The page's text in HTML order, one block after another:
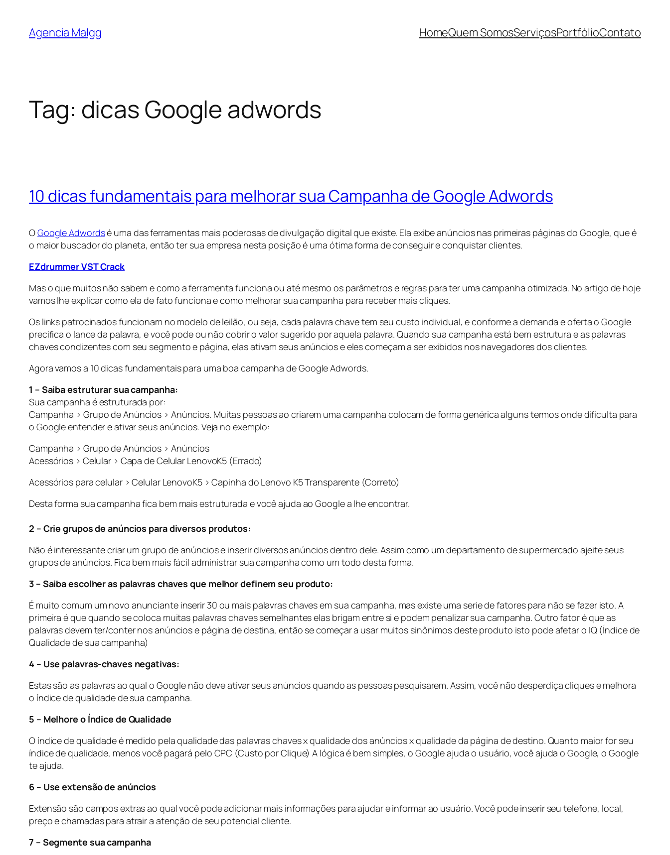
Agencia Malgg HomeQuem SomosServiçosPortfólioContato
Tag: dicas Google adwords
10 dicas fundamentais para melhorar sua Campanha de Google Adwords
OGoogle Adwordsé uma das ferramentas mais poderosas de divulgação digital que existe. Ela exibe anúncios nas primeiras páginas do Google, que é
o maior buscador do planeta, então ter sua empresa nesta posição é uma ótima forma de conseguir e conquistar clientes.
EZdrummer VST Crack
Mas o que muitos não sabem e como a ferramenta funciona ou até mesmo os parâmetros e regras para ter uma campanha otimizada. No artigo de hoje
vamos lhe explicar como ela de fato funciona e como melhorar sua campanha para receber mais cliques.
Os links patrocinados funcionam no modelo de leilão, ou seja, cada palavra chave tem seu custo individual, e conforme a demanda e oferta o Google
precifica o lance da palavra, e você pode ou não cobrir o valor sugerido por aquela palavra. Quando sua campanha está bem estrutura e as palavras
chaves condizentes com seu segmento e página, elas ativam seus anúncios e eles começam a ser exibidos nos navegadores dos clientes.
Agora vamos a 10 dicas fundamentais para uma boa campanha de Google Adwords.
1 – Saiba estruturar sua campanha:
Sua campanha é estruturada por:
Campanha > Grupo de Anúncios > Anúncios. Muitas pessoas ao criarem uma campanha colocam de forma genérica alguns termos onde dificulta para
o Google entender e ativar seus anúncios. Veja no exemplo:
Campanha > Grupo de Anúncios > Anúncios
Acessórios > Celular > Capa de Celular LenovoK5 (Errado)
Acessórios para celular > Celular LenovoK5 > Capinha do Lenovo K5 Transparente (Correto)
Desta forma sua campanha fica bem mais estruturada e você ajuda ao Google a lhe encontrar.
2 – Crie grupos de anúncios para diversos produtos:
Não é interessante criar um grupo de anúncios e inserir diversos anúncios dentro dele. Assim como um departamento de supermercado ajeite seus
grupos de anúncios. Fica bem mais fácil administrar sua campanha como um todo desta forma.
3 – Saiba escolher as palavras chaves que melhor definem seu produto:
É muito comum um novo anunciante inserir 30 ou mais palavras chaves em sua campanha, mas existe uma serie de fatores para não se fazer isto. A
primeira é que quando se coloca muitas palavras chaves semelhantes elas brigam entre si e podem penalizar sua campanha. Outro fator é que as
palavras devem ter/conter nos anúncios e página de destina, então se começar a usar muitos sinônimos deste produto isto pode afetar o IQ (Índice de
Qualidade de sua campanha)
4 – Use palavras-chaves negativas:
Estas são as palavras ao qual o Google não deve ativar seus anúncios quando as pessoas pesquisarem. Assim, você não desperdiça cliques e melhora
o índice de qualidade de sua campanha.
5 – Melhore o Índice de Qualidade
O índice de qualidade é medido pela qualidade das palavras chaves x qualidade dos anúncios x qualidade da página de destino. Quanto maior for seu
índice de qualidade, menos você pagará pelo CPC (Custo por Clique) A lógica é bem simples, o Google ajuda o usuário, você ajuda o Google, o Google
te ajuda.
6 – Use extensão de anúncios
Extensão são campos extras ao qual você pode adicionar mais informações para ajudar e informar ao usuário. Você pode inserir seu telefone, local,
preço e chamadas para atrair a atenção de seu potencial cliente.
7 – Segmente sua campanha